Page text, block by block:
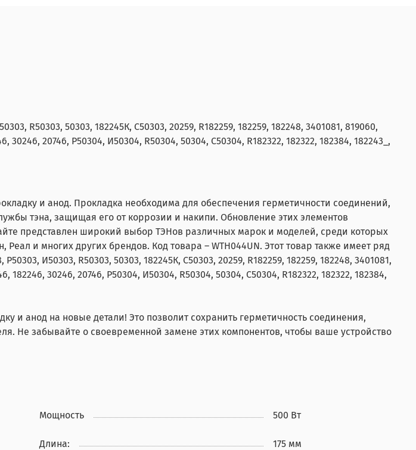
R50303, 50303, 182245К, C50303, 20259, R182259, 182259, 182248, 3401081, 819060,
20746, Р50304, И50304, R50304, 50304, C50304, R182322, 182322, 182384, 182243_,
и анод. Прокладка необходима для обеспечения герметичности соединений,
тэна, защищая его от коррозии и накипи. Обновление этих элементов
представлен широкий выбор ТЭНов различных марок и моделей, среди которых
Реал и многих других брендов. Код товара – WTH044UN. Этот товар также имеет ряд
И50303, R50303, 50303, 182245К, C50303, 20259, R182259, 182259, 182248, 3401081,
182246, 30246, 20746, Р50304, И50304, R50304, 50304, C50304, R182322, 182322, 182384,
и анод на новые детали! Это позволит сохранить герметичность соединения,
Не забывайте о своевременной замене этих компонентов, чтобы ваше устройство
Мощность 500 Вт
Длина: 175 мм